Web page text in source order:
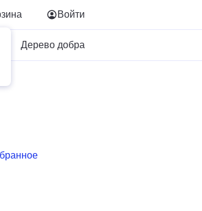
Войти
Дерево добра